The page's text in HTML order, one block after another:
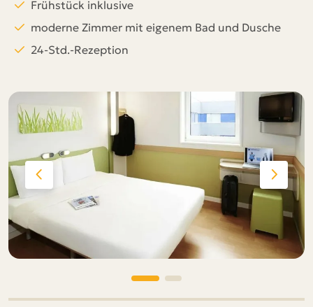
Frühstück inklusive
moderne Zimmer mit eigenem Bad und Dusche
24-Std.-Rezeption